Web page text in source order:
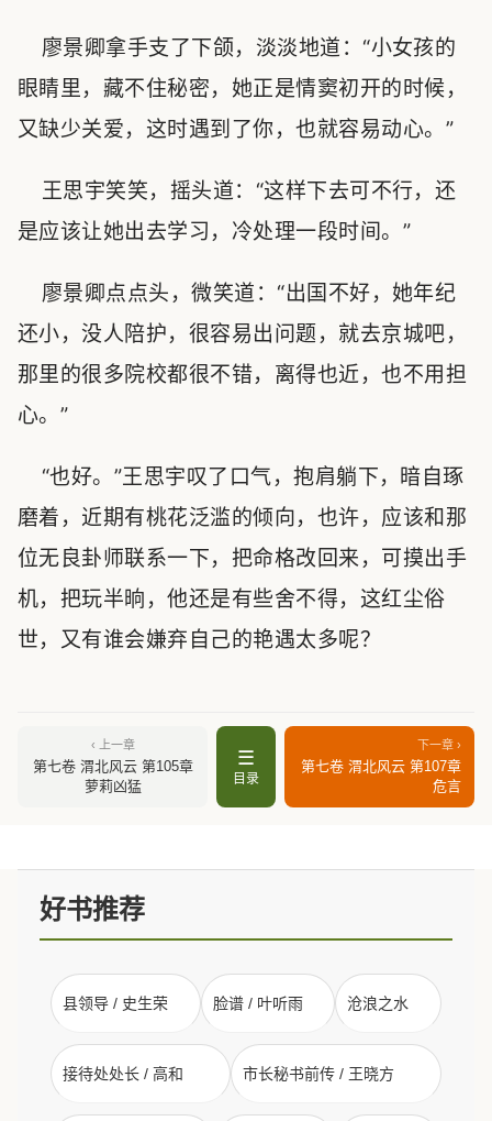
廖景卿拿手支了下颌，淡淡地道：“小女孩的
眼睛里，藏不住秘密，她正是情窦初开的时候，
又缺少关爱，这时遇到了你，也就容易动心。”
王思宇笑笑，摇头道：“这样下去可不行，还
是应该让她出去学习，冷处理一段时间。”
廖景卿点点头，微笑道：“出国不好，她年纪
还小，没人陪护，很容易出问题，就去京城吧，
那里的很多院校都很不错，离得也近，也不用担
心。”
“也好。”王思宇叹了口气，抱肩躺下，暗自琢
磨着，近期有桃花泛滥的倾向，也许，应该和那
位无良卦师联系一下，把命格改回来，可摸出手
机，把玩半晌，他还是有些舍不得，这红尘俗
世，又有谁会嫌弃自己的艳遇太多呢？
‹ 上一章
第七卷 渭北风云 第105章
萝莉凶猛
☰
目录
下一章 ›
第七卷 渭北风云 第107章
危言
好书推荐
县领导 / 史生荣 脸谱 / 叶听雨 沧浪之水
接待处处长 / 高和 市长秘书前传 / 王晓方